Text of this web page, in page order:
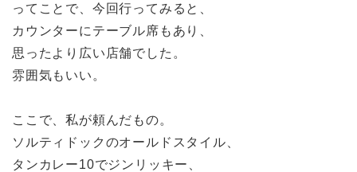
ってことで、今回行ってみると、
カウンターにテーブル席もあり、
思ったより広い店舗でした。
雰囲気もいい。
ここで、私が頼んだもの。
ソルティドックのオールドスタイル、
タンカレー10でジンリッキー、